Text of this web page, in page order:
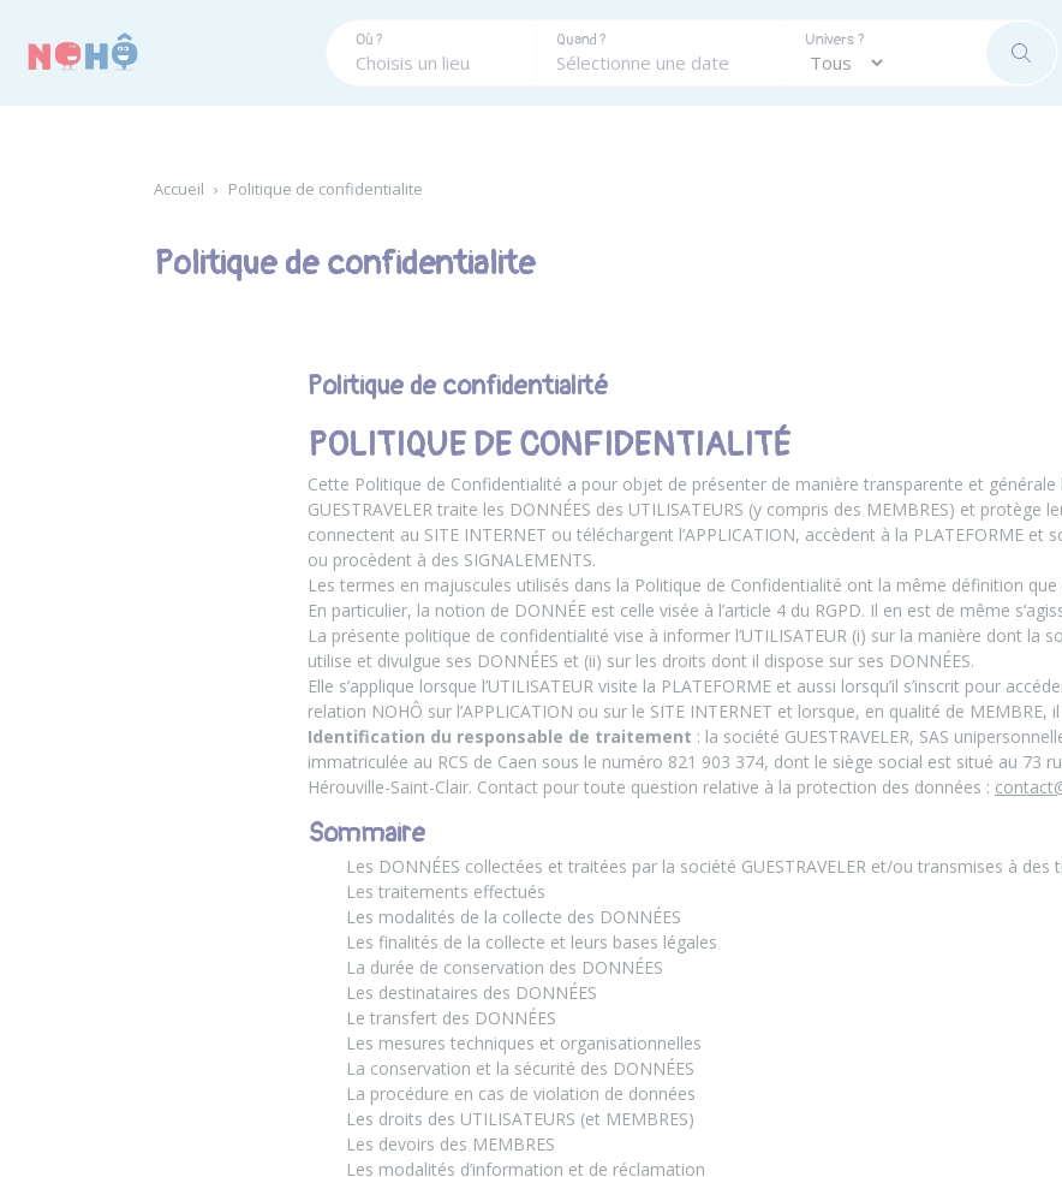
Où ? Quand ? Univers ?
Accueil › Politique de confidentialite
Politique de confidentialite
Politique de confidentialité
POLITIQUE DE CONFIDENTIALITÉ
Cette Politique de Confidentialité a pour objet de présenter de manière transparente et
GUESTRAVELER traite les DONNÉES des UTILISATEURS (y compris des MEMBRES) et protège
connectent au SITE INTERNET ou téléchargent l’APPLICATION, accèdent à la PLATEFORME et
ou procèdent à des SIGNALEMENTS.
Les termes en majuscules utilisés dans la Politique de Confidentialité ont la même définition que
En particulier, la notion de DONNÉE est celle visée à l’article 4 du RGPD. Il en est de même
La présente politique de confidentialité vise à informer l’UTILISATEUR (i) sur la manière dont la
utilise et divulgue ses DONNÉES et (ii) sur les droits dont il dispose sur ses DONNÉES.
Elle s’applique lorsque l’UTILISATEUR visite la PLATEFORME et aussi lorsqu’il s’inscrit pour
relation NOHÔ sur l’APPLICATION ou sur le SITE INTERNET et lorsque, en qualité de MEMBRE, il
Identification du responsable de traitement : la société GUESTRAVELER, SAS
immatriculée au RCS de Caen sous le numéro 821 903 374, dont le siège social est situé au 73
Hérouville-Saint-Clair. Contact pour toute question relative à la protection des données :
Sommaire
Les DONNÉES collectées et traitées par la société GUESTRAVELER et/ou transmises à des
Les traitements effectués
Les modalités de la collecte des DONNÉES
Les finalités de la collecte et leurs bases légales
La durée de conservation des DONNÉES
Les destinataires des DONNÉES
Le transfert des DONNÉES
Les mesures techniques et organisationnelles
La conservation et la sécurité des DONNÉES
La procédure en cas de violation de données
Les droits des UTILISATEURS (et MEMBRES)
Les devoirs des MEMBRES
Les modalités d’information et de réclamation